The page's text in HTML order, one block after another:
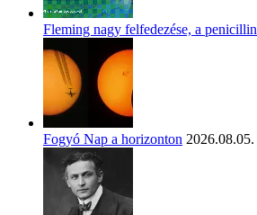
Fleming nagy felfedezése, a penicillin
Fogyó Nap a horizonton 2026.08.05.